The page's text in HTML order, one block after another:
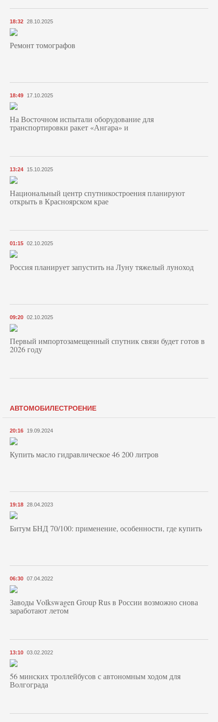
18:32 28.10.2025
Ремонт томографов
18:49 17.10.2025
На Восточном испытали оборудование для
транспортировки ракет «Ангара» и
13:24 15.10.2025
Национальный центр спутникостроения планируют
открыть в Красноярском крае
01:15 02.10.2025
Россия планирует запустить на Луну тяжелый луноход
09:20 02.10.2025
Первый импортозамещенный спутник связи будет готов в
2026 году
АВТОМОБИЛЕСТРОЕНИЕ
20:16 19.09.2024
Купить масло гидравлическое 46 200 литров
19:18 28.04.2023
Битум БНД 70/100: применение, особенности, где купить
06:30 07.04.2022
Заводы Volkswagen Group Rus в России возможно снова
заработают летом
13:10 03.02.2022
56 минских троллейбусов с автономным ходом для
Волгограда